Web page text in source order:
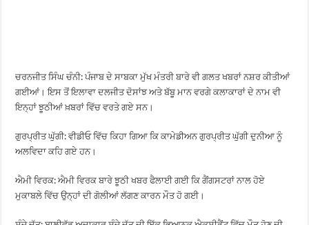
ਚਰਨਜੀਤ ਸਿੰਘ ਚੰਨੀ: ਪੰਜਾਬ ਦੇ ਸਾਬਕਾ ਮੁੱਖ ਮੰਤਰੀ ਬਾਰੇ ਵੀ ਗਲਤ ਖਬਰਾਂ ਨਸ਼ਰ ਕੀਤੀਆਂ
ਗਈਆਂ। ਇਸ ਤੋਂ ਇਲਾਵਾ ਦਲਜੀਤ ਦੋਸਾਂਝ ਅਤੇ ਬੱਬੂ ਮਾਨ ਵਰਗੇ ਕਲਾਕਾਰਾਂ ਦੇ ਨਾਮ ਵੀ
ਇਨ੍ਹਾਂ ਝੂਠੀਆਂ ਖ਼ਬਰਾਂ ਵਿੱਚ ਵਰਤੇ ਗਏ ਸਨ।
ਗੁਰਪ੍ਰੀਤ ਘੁੱਗੀ: ਵੀਡੀਓ ਵਿੱਚ ਕਿਹਾ ਗਿਆ ਕਿ ਕਾਮੇਡੀਅਨ ਗੁਰਪ੍ਰੀਤ ਘੁੱਗੀ ਦੁਨੀਆ ਨੂੰ
ਅਲਵਿਦਾ ਕਹਿ ਗਏ ਹਨ।
ਐਮੀ ਵਿਰਕ: ਐਮੀ ਵਿਰਕ ਬਾਰੇ ਝੂਠੀ ਖਬਰ ਫੈਲਾਈ ਗਈ ਕਿ ਗੈਂਗਸਟਰਾਂ ਨਾਲ ਹੋਏ
ਮੁਕਾਬਲੇ ਵਿੱਚ ਉਨ੍ਹਾਂ ਦੀ ਗੋਲੀਆਂ ਲੱਗਣ ਕਾਰਨ ਮੌਤ ਹੋ ਗਈ।